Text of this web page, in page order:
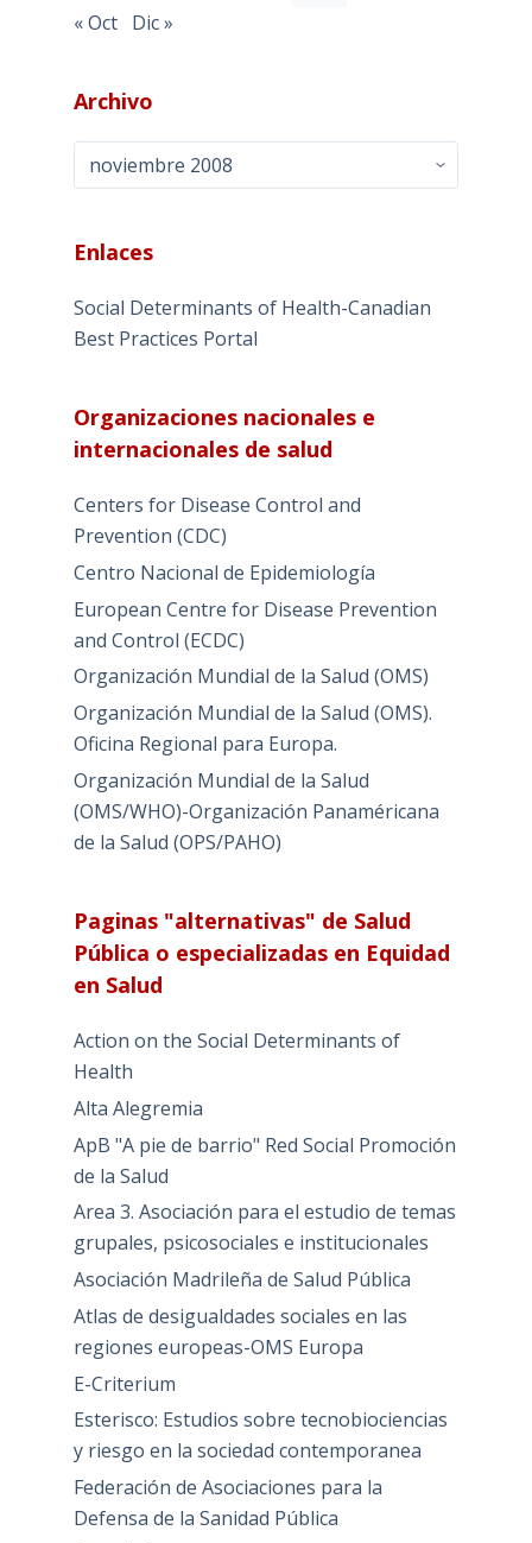
« Oct Dic »
Archivo
Archivo
Enlaces
Social Determinants of Health-Canadian
Best Practices Portal
Organizaciones nacionales e
internacionales de salud
Centers for Disease Control and
Prevention (CDC)
Centro Nacional de Epidemiología
European Centre for Disease Prevention
and Control (ECDC)
Organización Mundial de la Salud (OMS)
Organización Mundial de la Salud (OMS).
Oficina Regional para Europa.
Organización Mundial de la Salud
(OMS/WHO)-Organización Panaméricana
de la Salud (OPS/PAHO)
Paginas "alternativas" de Salud
Pública o especializadas en Equidad
en Salud
Action on the Social Determinants of
Health
Alta Alegremia
ApB "A pie de barrio" Red Social Promoción
de la Salud
Area 3. Asociación para el estudio de temas
grupales, psicosociales e institucionales
Asociación Madrileña de Salud Pública
Atlas de desigualdades sociales en las
regiones europeas-OMS Europa
E-Criterium
Esterisco: Estudios sobre tecnobiociencias
y riesgo en la sociedad contemporanea
Federación de Asociaciones para la
Defensa de la Sanidad Pública